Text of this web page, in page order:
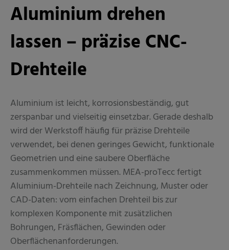
Aluminium drehen
lassen – präzise CNC-
Drehteile
Aluminium ist leicht, korrosionsbeständig, gut
zerspanbar und vielseitig einsetzbar. Gerade deshalb
wird der Werkstoff häufig für präzise Drehteile
verwendet, bei denen geringes Gewicht, funktionale
Geometrien und eine saubere Oberfläche
zusammenkommen müssen. MEA-proTecc fertigt
Aluminium-Drehteile nach Zeichnung, Muster oder
CAD-Daten: vom einfachen Drehteil bis zur
komplexen Komponente mit zusätzlichen
Bohrungen, Fräsflächen, Gewinden oder
Oberflächenanforderungen.